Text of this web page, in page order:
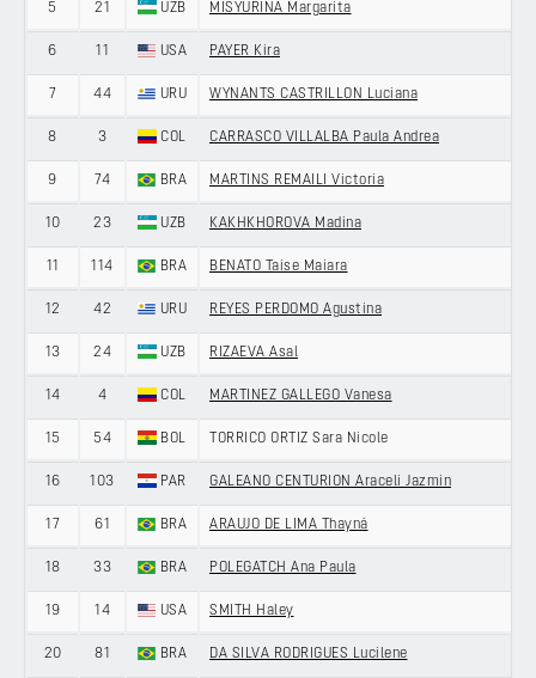
5 21 UZB MISYURINA Margarita
6 11 USA PAYER Kira
7 44 URU WYNANTS CASTRILLON Luciana
8 3 COL CARRASCO VILLALBA Paula Andrea
9 74 BRA MARTINS REMAILI Victoria
10 23 UZB KAKHKHOROVA Madina
11 114 BRA BENATO Taise Maiara
12 42 URU REYES PERDOMO Agustina
13 24 UZB RIZAEVA Asal
14 4 COL MARTINEZ GALLEGO Vanesa
15 54 BOL TORRICO ORTIZ Sara Nicole
16 103 PAR GALEANO CENTURION Araceli Jazmin
17 61 BRA ARAUJO DE LIMA Thayná
18 33 BRA POLEGATCH Ana Paula
19 14 USA SMITH Haley
20 81 BRA DA SILVA RODRIGUES Lucilene